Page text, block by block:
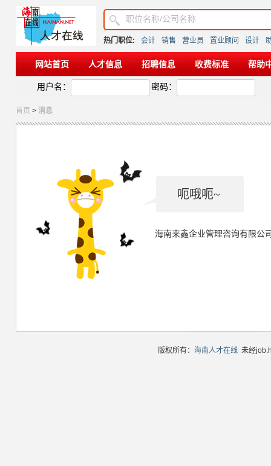
热门职位: 会计 销售 营业员 置业顾问 设计
网站首页 人才信息 招聘信息 收费标准 帮助
用户名： 密码：
首页 > 消息
呃哦呃~
海南来鑫企业管理咨询有限公
版权所有： 海南人才在线 未经